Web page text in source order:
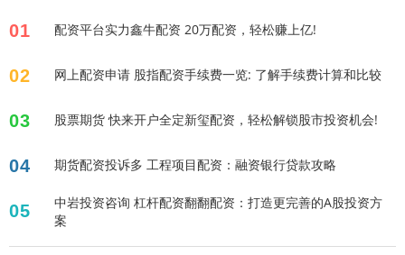
01 配资平台实力鑫牛配资 20万配资，轻松赚上亿!
02 网上配资申请 股指配资手续费一览: 了解手续费计算和比较
03 股票期货 快来开户全定新玺配资，轻松解锁股市投资机会!
04 期货配资投诉多 工程项目配资：融资银行贷款攻略
05
中岩投资咨询 杠杆配资翻翻配资：打造更完善的A股投资方
案